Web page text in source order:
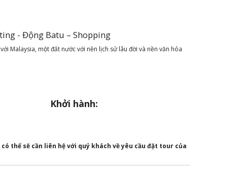
- Động Batu – Shopping
Malaysia, một đất nước với nền lịch sử lâu đời và nền văn hóa
Khởi hành:
thể sẽ cần liên hệ với quý khách về yêu cầu đặt tour của